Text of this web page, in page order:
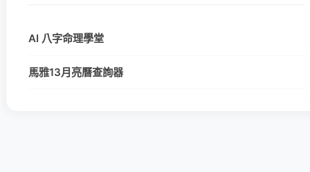
AI 八字命理學堂
馬雅13月亮曆查詢器